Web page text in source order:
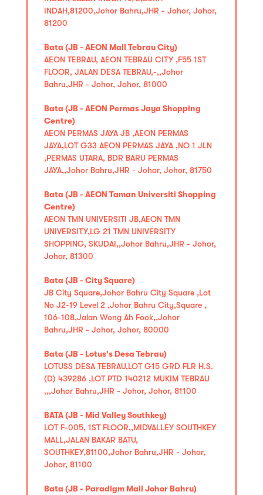
INDAH,81200,Johor Bahru,JHR - Johor, Johor,
81200
Bata (JB - AEON Mall Tebrau City)
AEON TEBRAU, AEON TEBRAU CITY ,F55 1ST
FLOOR, JALAN DESA TEBRAU,-,,Johor
Bahru,JHR - Johor, Johor, 81000
Bata (JB - AEON Permas Jaya Shopping
Centre)
AEON PERMAS JAYA JB ,AEON PERMAS
JAYA,LOT G33 AEON PERMAS JAYA ,NO 1 JLN
,PERMAS UTARA, BDR BARU PERMAS
JAYA,,Johor Bahru,JHR - Johor, Johor, 81750
Bata (JB - AEON Taman Universiti Shopping
Centre)
AEON TMN UNIVERSITI JB,AEON TMN
UNIVERSITY,LG 21 TMN UNIVERSITY
SHOPPING, SKUDAI,,Johor Bahru,JHR - Johor,
Johor, 81300
Bata (JB - City Square)
JB City Square,Johor Bahru City Square ,Lot
No J2-19 Level 2 ,Johor Bahru City,Square ,
106-108,Jalan Wong Ah Fook,,Johor
Bahru,JHR - Johor, Johor, 80000
Bata (JB - Lotus's Desa Tebrau)
LOTUSS DESA TEBRAU,LOT G15 GRD FLR H.S.
(D) 439286 ,LOT PTD 140212 MUKIM TEBRAU
,,,Johor Bahru,JHR - Johor, Johor, 81100
BATA (JB - Mid Valley Southkey)
LOT F-005, 1ST FLOOR,,MIDVALLEY SOUTHKEY
MALL,JALAN BAKAR BATU,
SOUTHKEY,81100,Johor Bahru,JHR - Johor,
Johor, 81100
Bata (JB - Paradigm Mall Johor Bahru)